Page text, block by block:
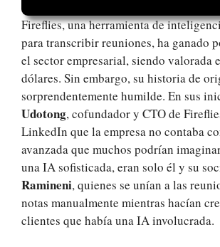
Fireflies, una herramienta de
para transcribir reuniones, ha ganado
el sector empresarial, siendo valorada
dólares. Sin embargo, su historia de
sorprendentemente humilde. En sus
Udotong, cofundador y CTO de
LinkedIn que la empresa no contaba
avanzada que muchos podrían
una IA sofisticada, eran solo él y su
Ramineni, quienes se unían a las
notas manualmente mientras hacían
clientes que había una IA involucrada.